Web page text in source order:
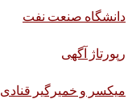
دانشگاه صنعت نفت
رپورتاژ آگهی
میکسر و خمیرگیر قنادی